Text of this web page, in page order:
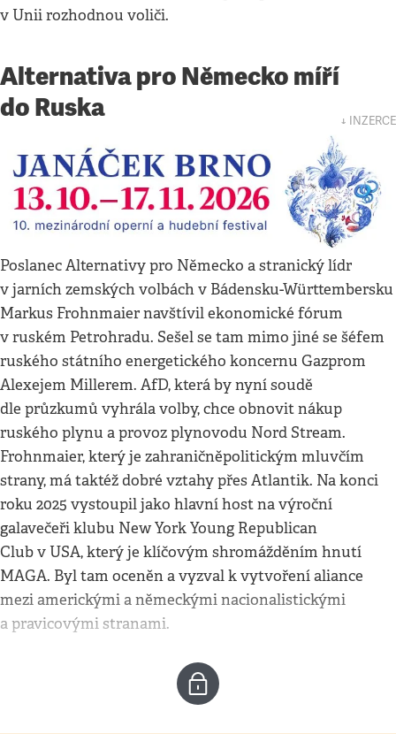
v Unii rozhodnou voliči.
Alternativa pro Německo míří
do Ruska
↓ INZERCE
Poslanec Alternativy pro Německo a stranický lídr
v jarních zemských volbách v Bádensku-Württembersku
Markus Frohnmaier navštívil ekonomické fórum
v ruském Petrohradu. Sešel se tam mimo jiné se šéfem
ruského státního energetického koncernu Gazprom
Alexejem Millerem. AfD, která by nyní soudě
dle průzkumů vyhrála volby, chce obnovit nákup
ruského plynu a provoz plynovodu Nord Stream.
Frohnmaier, který je zahraničněpolitickým mluvčím
strany, má taktéž dobré vztahy přes Atlantik. Na konci
roku 2025 vystoupil jako hlavní host na výroční
galavečeři klubu New York Young Republican
Club v USA, který je klíčovým shromážděním hnutí
MAGA. Byl tam oceněn a vyzval k vytvoření aliance
mezi americkými a německými nacionalistickými
a pravicovými stranami.